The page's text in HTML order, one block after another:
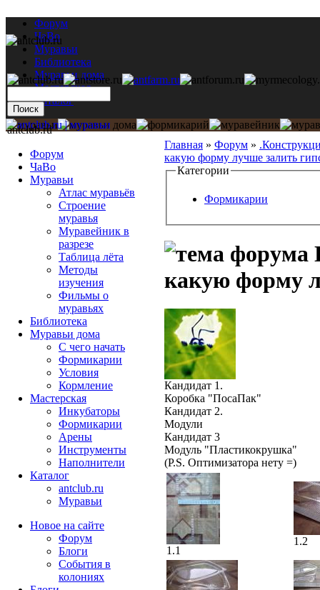
Форум
ЧаВо
Муравьи
Библиотека
Муравьи дома
Мастерская
Каталог
Главная » Форум »
какую форму лучше залить
Категории
Формикарии
какую форму
Кандидат 1.
Коробка "ПосаПак"
Кандидат 2.
Модули
Кандидат 3
Модуль "Пластикокрушка"
(P.S. Оптимизатора нету =)
1.1
1.2
antclub.ru
Форум
ЧаВо
Муравьи
Атлас муравьёв
Строение
муравья
Муравейник в
разрезе
Таблица лёта
Методы
изучения
Фильмы о
муравьях
Библиотека
Муравьи дома
С чего начать
Формикарии
Условия
Кормление
Мастерская
Инкубаторы
Формикарии
Арены
Инструменты
Наполнители
Каталог
antclub.ru
Муравьи
Новое на сайте
Форум
Блоги
События в
колониях